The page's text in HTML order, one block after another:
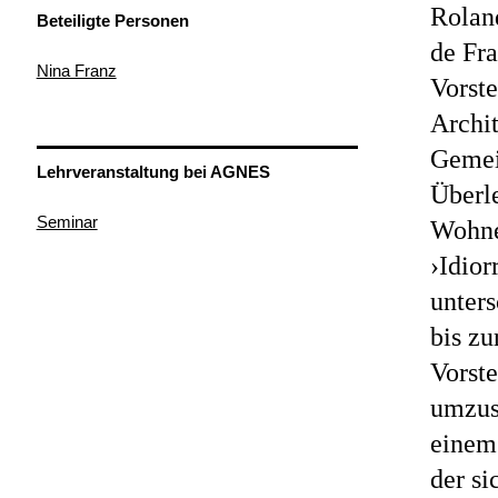
de
bis
der
Beteiligte Personen
Nina Franz
Lehrveranstaltung bei AGNES
Seminar